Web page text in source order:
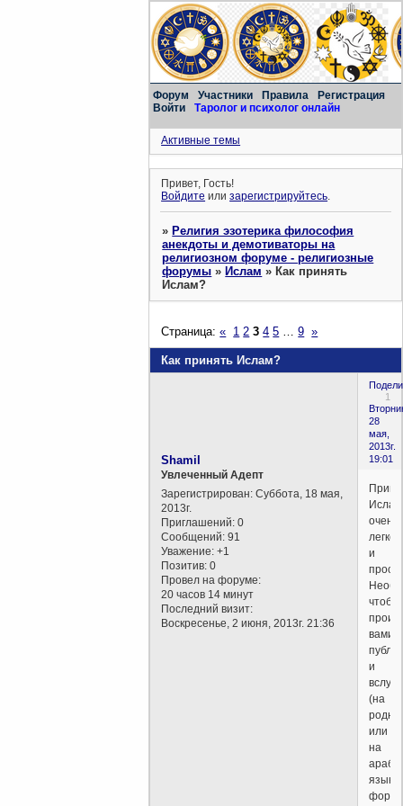
Форум Участники Правила
Регистрация
Войти
Таролог и психолог онлайн
Активные темы
Привет, Гость!
Войдите илизарегистрируйтесь.
»Религия эзотерика философия
анекдоты и демотиваторы на
религиозном форуме - религиозные
форумы »Ислам »Как принять
Ислам?
Как принять Ислам?
Страница:« 1 2 3 4 5 9 »
1
28
мая,
2013г.
19:01
Shamil
Увлеченный Адепт
Зарегистрирован: Суббота, 18 мая,
2013г.
Приглашений: 0
Сообщений: 91
Уважение: +1
Позитив: 0
Провел на форуме:
20 часов 14 минут
Последний визит:
Воскресенье, 2 июня, 2013г. 21:36
Ислам
очень
легко
и
чтобы
вами
и
вслух
(на
или
на
языке)